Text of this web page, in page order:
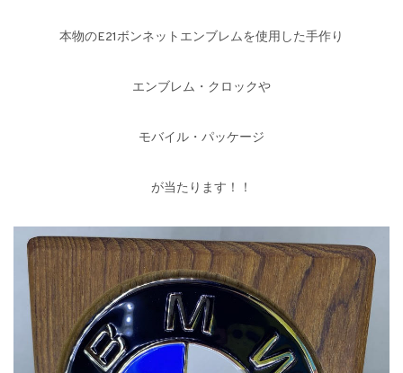
本物のE21ボンネットエンブレムを使用した手作り
エンブレム・クロックや
モバイル・パッケージ
が当たります！！